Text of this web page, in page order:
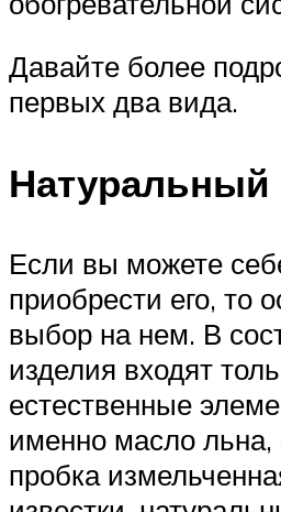
Давайте более
первых два вида.
Если вы можете
приобрести его, то
выбор на нем. В
изделия входят
естественные
именно масло
пробка